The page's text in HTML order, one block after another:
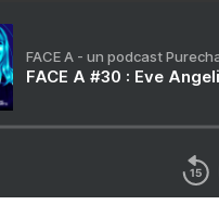
FACE A - un podcast
FACE A #30 : Eve